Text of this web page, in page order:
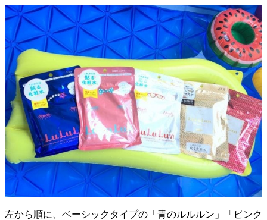
左から順に、ベーシックタイプの「青のルルルン」「ピンク